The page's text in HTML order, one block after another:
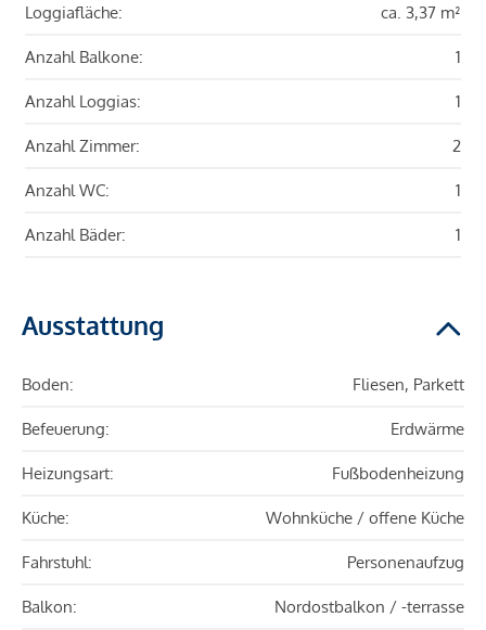
Loggiafläche: ca. 3,37 m²
Anzahl Balkone: 1
Anzahl Loggias: 1
Anzahl Zimmer: 2
Anzahl WC: 1
Anzahl Bäder: 1
Ausstattung
Boden: Fliesen, Parkett
Befeuerung: Erdwärme
Heizungsart: Fußbodenheizung
Küche: Wohnküche / offene Küche
Fahrstuhl: Personenaufzug
Balkon: Nordostbalkon / -terrasse